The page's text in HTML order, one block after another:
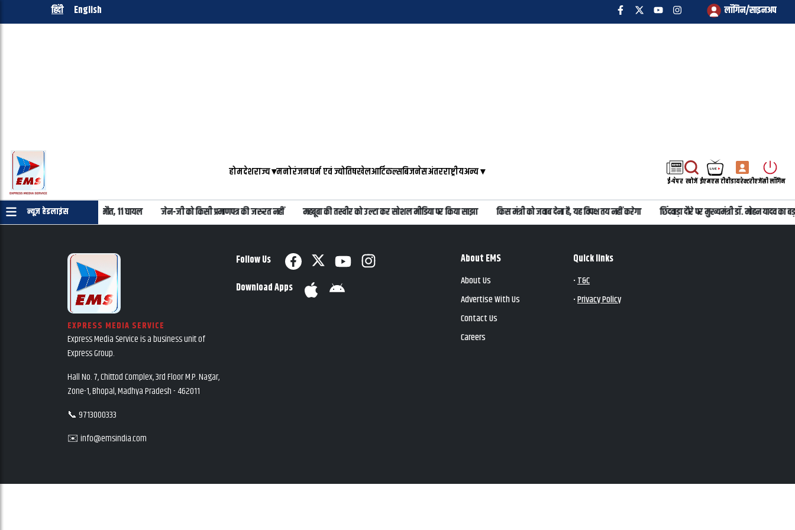
हिंदी English लॉगिन/साइनअप
होमदेशराज्य▾मनोरंजनधर्म एवं ज्योतिषखेलआर्टिकल्सबिजनेसअंतरराष्ट्रीयअन्य▾
ई-पेपर खोजें ईएमएस टीवीडायरेक्टरीएजेंसी लॉगिन
न्यूज़ हेडलाइंस
में निजी बस खाई में गिरी, 7 की मौत, 11 घायल जेन-जी को किसी प्रमाणपत्र की जरुरत नहीं महबूबा की तस्वीर को उल्टा कर सोशल मीडिया पर किया साझा किस मंत्री को जवाब देना है, यह विपक्ष तय नहीं करेगा छिंदवाड़ा दौरे पर मुख्यमंत्री डॉ. मोहन यादव
EXPRESS MEDIA SERVICE
Express Media Service is a business unit of
Express Group.
Hall No. 7, Chittod Complex, 3rd Floor M.P. Nagar,
Zone-1, Bhopal, Madhya Pradesh - 462011
📞 9713000333
✉️ info@emsindia.com
Follow Us
Download Apps
About EMS
About Us
Advertise With Us
Contact Us
Careers
Quick links
•T&C
•Privacy Policy